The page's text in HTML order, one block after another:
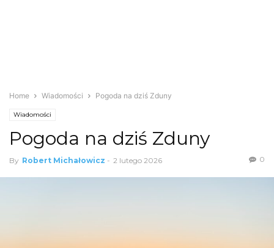
Home Wiadomości Pogoda na dziś Zduny
Wiadomości
Pogoda na dziś Zduny
By Robert Michałowicz - 2 lutego 2026 0